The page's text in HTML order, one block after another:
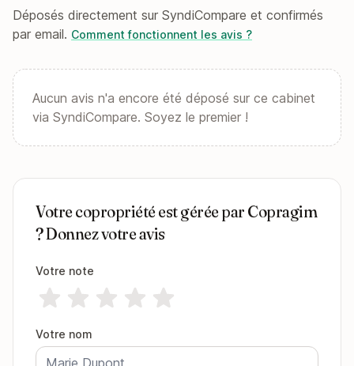
Déposés directement sur SyndiCompare et confirmés
par email. Comment fonctionnent les avis ?
Aucun avis n'a encore été déposé sur ce cabinet
via SyndiCompare. Soyez le premier !
Votre copropriété est gérée par Copragim
? Donnez votre avis
Votre note
Votre nom